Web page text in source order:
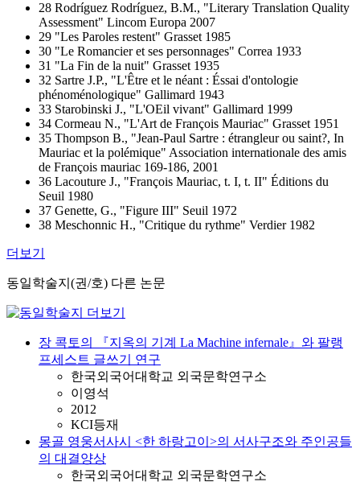
28 Rodríguez Rodríguez, B.M., "Literary Translation Quality
Assessment" Lincom Europa 2007
29 "Les Paroles restent" Grasset 1985
30 "Le Romancier et ses personnages" Correa 1933
31 "La Fin de la nuit" Grasset 1935
32 Sartre J.P., "L'Être et le néant : Éssai d'ontologie
phénoménologique" Gallimard 1943
33 Starobinski J., "L'OEil vivant" Gallimard 1999
34 Cormeau N., "L'Art de François Mauriac" Grasset 1951
35 Thompson B., "Jean-Paul Sartre : étrangleur ou saint?, In
Mauriac et la polémique" Association internationale des amis
de François mauriac 169-186, 2001
36 Lacouture J., "François Mauriac, t. I, t. II" Éditions du
Seuil 1980
37 Genette, G., "Figure III" Seuil 1972
38 Meschonnic H., "Critique du rythme" Verdier 1982
더보기
동일학술지(권/호) 다른 논문
장 콕토의 『지옥의 기계 La Machine infernale』와 팔랭
프세스트 글쓰기 연구
한국외국어대학교 외국문학연구소
이영석
2012
KCI등재
몽골 영웅서사시 <한 하랑고이>의 서사구조와 주인공들
의 대결양상
한국외국어대학교 외국문학연구소